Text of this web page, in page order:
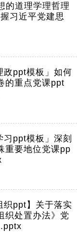
的道理学理哲理
习近平党建思
政ppt模板」如何
的重点党课ppt
ppt模板」深刻
重要地位党课pp
织ppt】关于落实
织处置办法》党